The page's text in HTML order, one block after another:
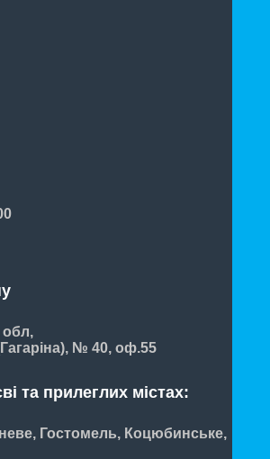
обл,
№ 40, оф.55
та прилеглих містах:
Гостомель, Коцюбинське,